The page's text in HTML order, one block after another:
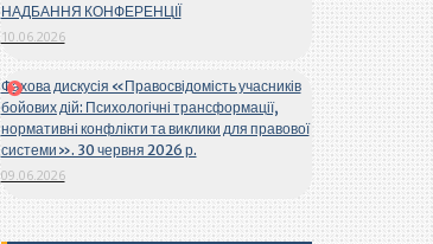
НАДБАННЯ КОНФЕРЕНЦІЇ
10.06.2026
Фахова дискусія «Правосвідомість учасників
бойових дій: Психологічні трансформації,
нормативні конфлікти та виклики для правової
системи». 30 червня 2026 р.
09.06.2026